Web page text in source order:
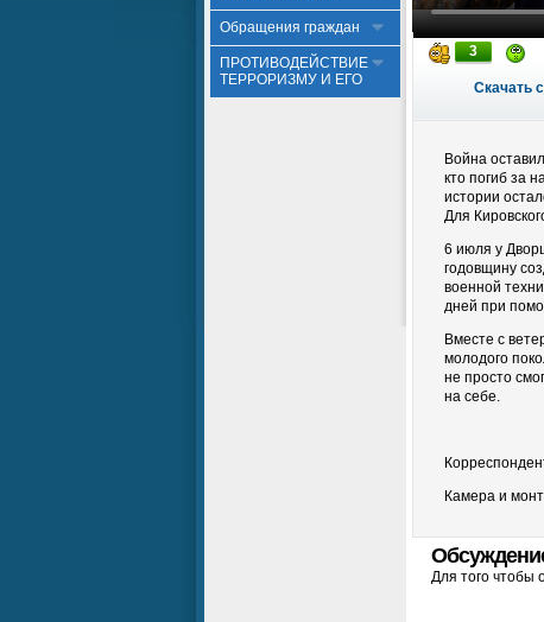
Обращения граждан
ПРОТИВОДЕЙСТВИЕ
ТЕРРОРИЗМУ И ЕГО
3
Скачать
Война
кто погиб за
истории
Для
6 июля у
годовщину
военной
дней при
Вместе с
молодого
не просто
на себе.
Камера и
Для того чтобы